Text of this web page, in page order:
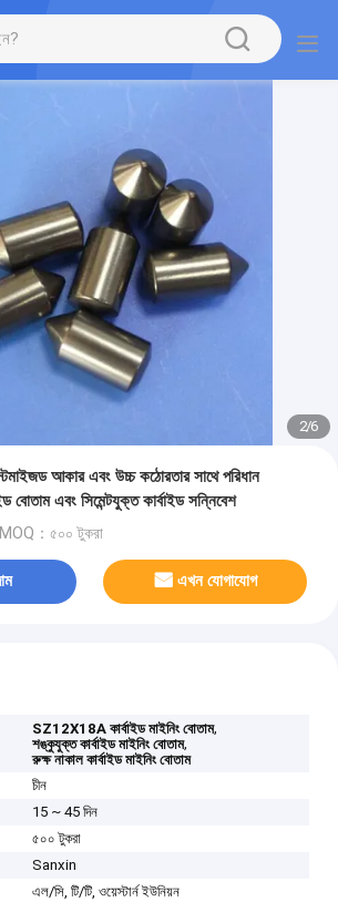
2/6
আকার এবং উচ্চ কঠোরতার সাথে পরিধান
বোতাম এবং সিমেন্টযুক্ত কার্বাইড সন্নিবেশ
MOQ：৫০০ টুকরা
এখন যোগাযোগ
SZ12X18A কার্বাইড মাইনিং বোতাম,
শঙ্কুযুক্ত কার্বাইড মাইনিং বোতাম,
রুক্ষ নাকাল কার্বাইড মাইনিং বোতাম
চীন
15 ~ 45 দিন
৫০০ টুকরা
Sanxin
এল/সি, টি/টি, ওয়েস্টার্ন ইউনিয়ন